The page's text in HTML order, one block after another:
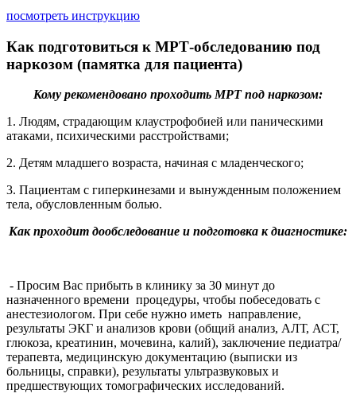
посмотреть инструкцию
Как подготовиться к МРТ-обследованию под
наркозом (памятка для пациента)
Кому рекомендовано проходить МРТ под наркозом:
1. Людям, страдающим клаустрофобией или паническими
атаками, психическими расстройствами;
2. Детям младшего возраста, начиная с младенческого;
3. Пациентам с гиперкинезами и вынужденным положением
тела, обусловленным болью.
Как проходит дообследование и подготовка к диагностике:
- Просим Вас прибыть в клинику за 30 минут до
назначенного времени процедуры, чтобы побеседовать с
анестезиологом. При себе нужно иметь направление,
результаты ЭКГ и анализов крови (общий анализ, АЛТ, АСТ,
глюкоза, креатинин, мочевина, калий), заключение педиатра/
терапевта, медицинскую документацию (выписки из
больницы, справки), результаты ультразвуковых и
предшествующих томографических исследований.